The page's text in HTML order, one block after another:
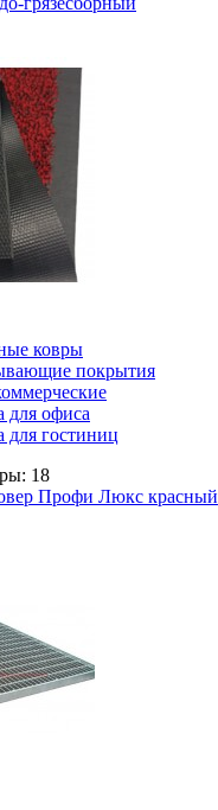
ковры
покрытия
для офиса
для гостиниц
18
Профи Люкс красный